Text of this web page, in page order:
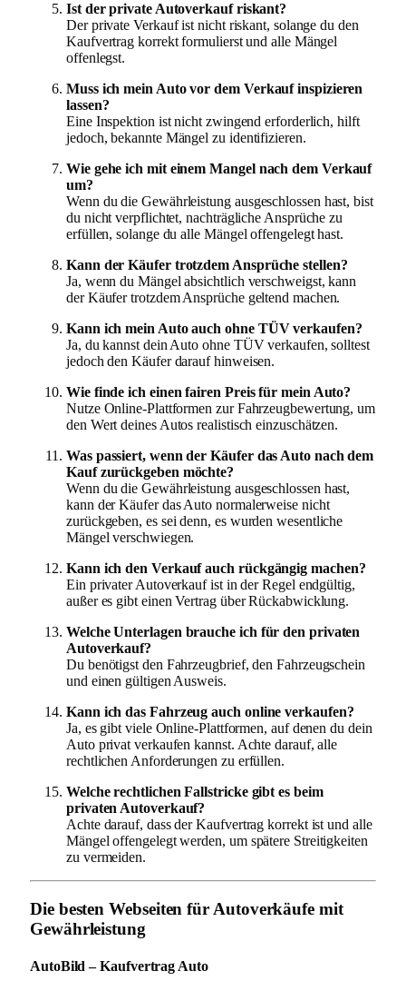
Ist der private Autoverkauf riskant?
Der private Verkauf ist nicht riskant, solange du den
Kaufvertrag korrekt formulierst und alle Mängel
offenlegst.
Muss ich mein Auto vor dem Verkauf inspizieren
lassen?
Eine Inspektion ist nicht zwingend erforderlich, hilft
jedoch, bekannte Mängel zu identifizieren.
Wie gehe ich mit einem Mangel nach dem Verkauf
um?
Wenn du die Gewährleistung ausgeschlossen hast, bist
du nicht verpflichtet, nachträgliche Ansprüche zu
erfüllen, solange du alle Mängel offengelegt hast.
Kann der Käufer trotzdem Ansprüche stellen?
Ja, wenn du Mängel absichtlich verschweigst, kann
der Käufer trotzdem Ansprüche geltend machen.
Kann ich mein Auto auch ohne TÜV verkaufen?
Ja, du kannst dein Auto ohne TÜV verkaufen, solltest
jedoch den Käufer darauf hinweisen.
Wie finde ich einen fairen Preis für mein Auto?
Nutze Online-Plattformen zur Fahrzeugbewertung, um
den Wert deines Autos realistisch einzuschätzen.
Was passiert, wenn der Käufer das Auto nach dem
Kauf zurückgeben möchte?
Wenn du die Gewährleistung ausgeschlossen hast,
kann der Käufer das Auto normalerweise nicht
zurückgeben, es sei denn, es wurden wesentliche
Mängel verschwiegen.
Kann ich den Verkauf auch rückgängig machen?
Ein privater Autoverkauf ist in der Regel endgültig,
außer es gibt einen Vertrag über Rückabwicklung.
Welche Unterlagen brauche ich für den privaten
Autoverkauf?
Du benötigst den Fahrzeugbrief, den Fahrzeugschein
und einen gültigen Ausweis.
Kann ich das Fahrzeug auch online verkaufen?
Ja, es gibt viele Online-Plattformen, auf denen du dein
Auto privat verkaufen kannst. Achte darauf, alle
rechtlichen Anforderungen zu erfüllen.
Welche rechtlichen Fallstricke gibt es beim
privaten Autoverkauf?
Achte darauf, dass der Kaufvertrag korrekt ist und alle
Mängel offengelegt werden, um spätere Streitigkeiten
zu vermeiden.
Die besten Webseiten für Autoverkäufe mit
Gewährleistung
AutoBild – Kaufvertrag Auto